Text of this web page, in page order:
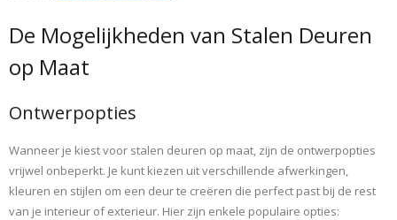
De Mogelijkheden van Stalen Deuren
op Maat
Ontwerpopties
Wanneer je kiest voor stalen deuren op maat, zijn de ontwerpopties
vrijwel onbeperkt. Je kunt kiezen uit verschillende afwerkingen,
kleuren en stijlen om een deur te creëren die perfect past bij de rest
van je interieur of exterieur. Hier zijn enkele populaire opties: